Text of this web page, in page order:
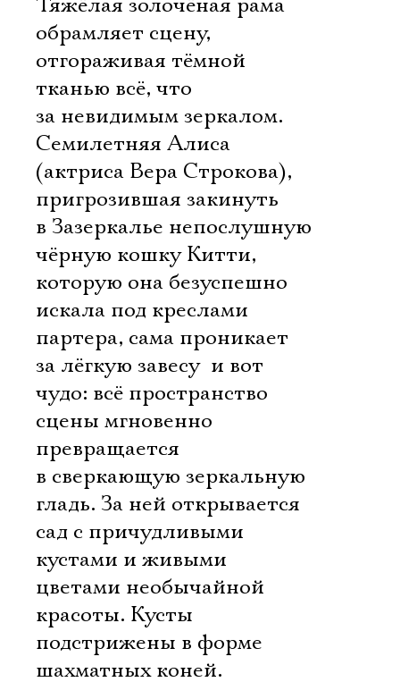
Тяжёлая золочёная рама
обрамляет сцену,
отгораживая тёмной
тканью всё, что
за невидимым зеркалом.
Семилетняя Алиса
(актриса Вера Строкова),
пригрозившая закинуть
в Зазеркалье непослушную
чёрную кошку Китти,
которую она безуспешно
искала под креслами
партера, сама проникает
за лёгкую завесу  и вот
чудо: всё пространство
сцены мгновенно
превращается
в сверкающую зеркальную
гладь. За ней открывается
сад с причудливыми
кустами и живыми
цветами необычайной
красоты. Кусты
подстрижены в форме
шахматных коней.